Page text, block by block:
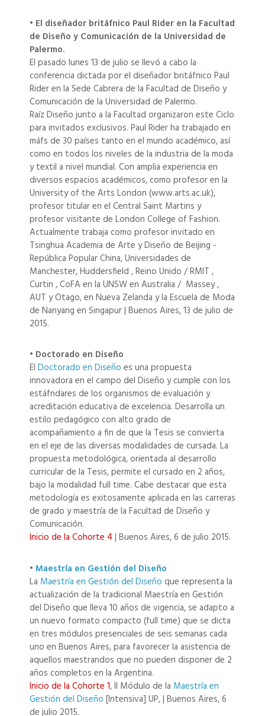
• El diseñador britáfnico Paul Rider en la Facultad
de Diseño y Comunicación de la Universidad de
Palermo.
El pasado lunes 13 de julio se llevó a cabo la
conferencia dictada por el diseñador britáfnico Paul
Rider en la Sede Cabrera de la Facultad de Diseño y
Comunicación de la Universidad de Palermo.
Raíz Diseño junto a la Facultad organizaron este Ciclo
para invitados exclusivos. Paul Rider ha trabajado en
máfs de 30 países tanto en el mundo académico, así
como en todos los niveles de la industria de la moda
y textil a nivel mundial. Con amplia experiencia en
diversos espacios académicos, como profesor en la
University of the Arts London (www.arts.ac.uk),
profesor titular en el Central Saint Martins y
profesor visitante de London College of Fashion.
Actualmente trabaja como profesor invitado en
Tsinghua Academia de Arte y Diseño de Beijing -
República Popular China, Universidades de
Manchester, Huddersfield , Reino Unido / RMIT ,
Curtin , CoFA en la UNSW en Australia / Massey ,
AUT y Otago, en Nueva Zelanda y la Escuela de Moda
de Nanyang en Singapur | Buenos Aires, 13 de julio de
2015.
• Doctorado en Diseño
El Doctorado en Diseño es una propuesta
innovadora en el campo del Diseño y cumple con los
estáfndares de los organismos de evaluación y
acreditación educativa de excelencia. Desarrolla un
estilo pedagógico con alto grado de
acompañamiento a fin de que la Tesis se convierta
en el eje de las diversas modalidades de cursada. La
propuesta metodológica, orientada al desarrollo
curricular de la Tesis, permite el cursado en 2 años,
bajo la modalidad full time. Cabe destacar que esta
metodología es exitosamente aplicada en las carreras
de grado y maestría de la Facultad de Diseño y
Comunicación.
Inicio de la Cohorte 4 | Buenos Aires, 6 de julio 2015.
• Maestría en Gestión del Diseño
La Maestría en Gestión del Diseño que representa la
actualización de la tradicional Maestría en Gestión
del Diseño que lleva 10 años de vigencia, se adapto a
un nuevo formato compacto (full time) que se dicta
en tres módulos presenciales de seis semanas cada
uno en Buenos Aires, para favorecer la asistencia de
aquellos maestrandos que no pueden disponer de 2
años completos en la Argentina.
Inicio de la Cohorte 1, II Módulo de la Maestría en
Gestión del Diseño [Intensiva] UP, | Buenos Aires, 6
de julio 2015.